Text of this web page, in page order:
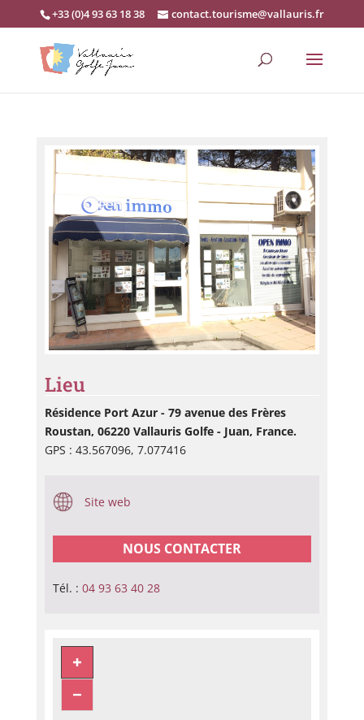
+33 (0)4 93 63 18 38 contact.tourisme@vallauris.fr
Lieu
Résidence Port Azur - 79 avenue des Frères
Roustan, 06220 Vallauris Golfe - Juan, France.
GPS : 43.567096, 7.077416
Site web
NOUS CONTACTER
Tél. : 04 93 63 40 28